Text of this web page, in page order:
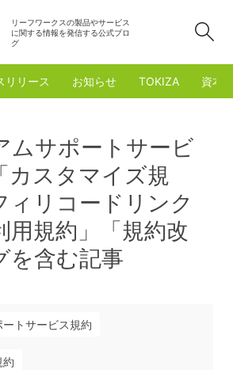
リーフワークスの製品やサービス
に関する情報を発信する公式ブロ
グ
リリース お知らせ TOKIZA 資本
ムサポートサービ
カスタマイズ規
ィリコードリンク
用規約」「規約改
を含む記事
トサービス規約
約